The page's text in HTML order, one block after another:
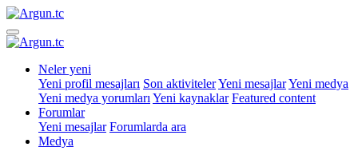
Neler yeni
Yeni profil mesajları Son aktivitelerYeni mesajlarYeni medya
Yeni medya yorumları Yeni kaynaklar Featured content
Forumlar
Yeni mesajlar Forumlarda ara
Medya